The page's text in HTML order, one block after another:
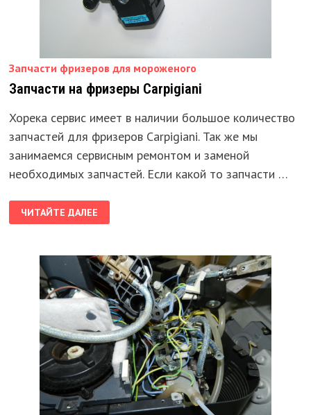
Запчасти фризеров для мороженого
Запчасти на фризеры Carpigiani
Хорека сервис имеет в наличии большое количество
запчастей для фризеров Carpigiani. Так же мы
занимаемся сервисным ремонтом и заменой
необходимых запчастей. Если какой то запчасти …
ЗАПЧАСТИ
НА
ФРИЗЕРЫ
ЧИТАЙТЕ ДАЛЕЕ